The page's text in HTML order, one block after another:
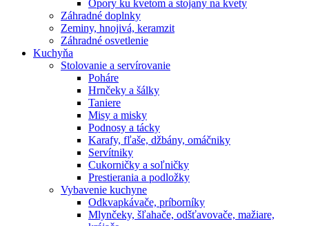
Opory ku kvetom a stojany na kvety
Záhradné doplnky
Zeminy, hnojivá, keramzit
Záhradné osvetlenie
Kuchyňa
Stolovanie a servírovanie
Poháre
Hrnčeky a šálky
Taniere
Misy a misky
Podnosy a tácky
Karafy, fľaše, džbány, omáčniky
Servítniky
Cukorničky a soľničky
Prestierania a podložky
Vybavenie kuchyne
Odkvapkávače, príborníky
Mlynčeky, šľahače, odšťavovače, mažiare,